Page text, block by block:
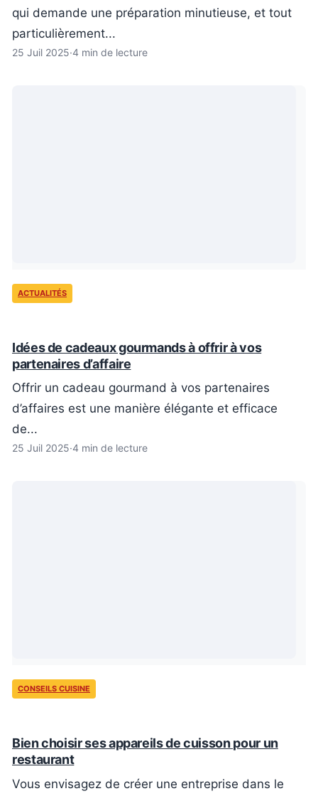
qui demande une préparation minutieuse, et tout
particulièrement...
25 Juil 2025·4 min de lecture
ACTUALITÉS
Idées de cadeaux gourmands à offrir à vos
partenaires d’affaire
Offrir un cadeau gourmand à vos partenaires
d’affaires est une manière élégante et efficace
de...
25 Juil 2025·4 min de lecture
CONSEILS CUISINE
Bien choisir ses appareils de cuisson pour un
restaurant
Vous envisagez de créer une entreprise dans le